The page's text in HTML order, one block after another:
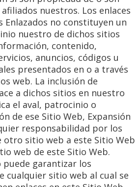
nuestros. Los enlaces
Enlazados no constituyen un
nuestro de dichos sitios
contenido,
anuncios, códigos u
presentados en o a través
web. La inclusión de
a dichos sitios en nuestro
el aval, patrocinio o
de ese Sitio Web, Expansión
responsabilidad por los
otro sitio web a este Sitio Web
web de este Sitio Web.
puede garantizar los
cualquier sitio web al cual se